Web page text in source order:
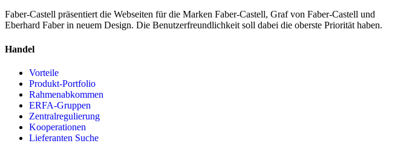
Faber-Castell präsentiert die Webseiten für die Marken Faber-Castell, Graf von Faber-Castell und
Eberhard Faber in neuem Design. Die Benutzerfreundlichkeit soll dabei die oberste Priorität haben.
Handel
Vorteile
Produkt-Portfolio
Rahmenabkommen
ERFA-Gruppen
Zentralregulierung
Kooperationen
Lieferanten Suche